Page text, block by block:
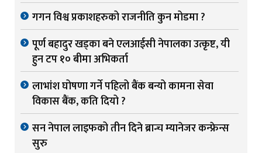
गगन विश्व प्रकाशहरुको राजनीति कुन मोडमा ?
पूर्ण बहादुर खड्का बने एलआईसी नेपालका उत्कृष्ट, यी
हुन टप १० बीमा अभिकर्ता
लाभांश घोषणा गर्ने पहिलो बैंक बन्यो कामना सेवा
विकास बैंक, कति दियो ?
सन नेपाल लाइफको तीन दिने ब्रान्च म्यानेजर कन्फ्रेन्स
सुरु